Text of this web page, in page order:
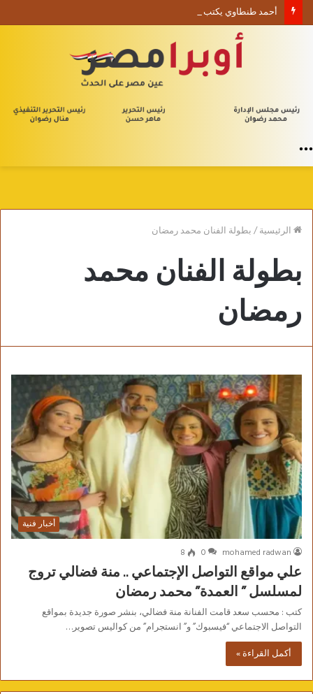
أحمد طنطاوي يكتب حين يصبح الوجود علامة استفهام
الرئيسية/بطولة الفنان محمد رمضان
بطولة الفنان محمد
رمضان
أخبار فنية
mohamed radwan
0
8
علي مواقع التواصل الإجتماعي .. منة فضالي تروج
لمسلسل ” العمدة” محمد رمضان
كتب : محسب سعد قامت الفنانة منة فضالي، بنشر صورة جديدة بمواقع
التواصل الاجتماعي “فيسبوك” و” انستجرام” من كواليس تصوير…
أكمل القراءة »